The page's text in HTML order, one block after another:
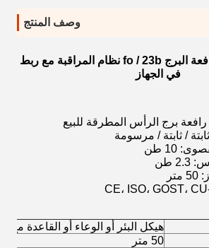
وصف المنتج
المجموعة العليا الرافعة البرج fo / 23b نظام المراقبة مع ربط
في الجهاز
/ ثابتة / مرسومة
10 طن
طن
هيكل البئر أو الوعاء أو القاعدة مع
50 متر